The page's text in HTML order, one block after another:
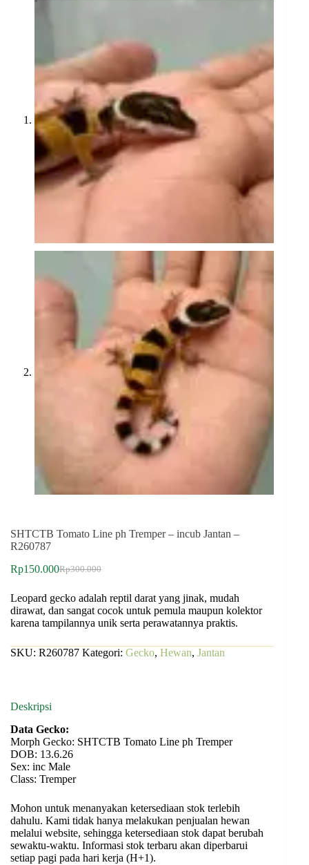
SHTCTB Tomato Line ph Tremper – incub Jantan –
R260787
Rp300.000
Rp150.000
Leopard gecko adalah reptil darat yang jinak, mudah
dirawat, dan sangat cocok untuk pemula maupun kolektor
karena tampilannya unik serta perawatannya praktis.
SKU: R260787 Kategori: Gecko, Hewan, Jantan
Deskripsi
Data Gecko:
Morph Gecko: SHTCTB Tomato Line ph Tremper
DOB: 13.6.26
Sex: inc Male
Class: Tremper
Mohon untuk menanyakan ketersediaan stok terlebih
dahulu. Kami tidak hanya melakukan penjualan hewan
melalui website, sehingga ketersediaan stok dapat berubah
sewaktu-waktu. Informasi stok terbaru akan diperbarui
setiap pagi pada hari kerja (H+1).